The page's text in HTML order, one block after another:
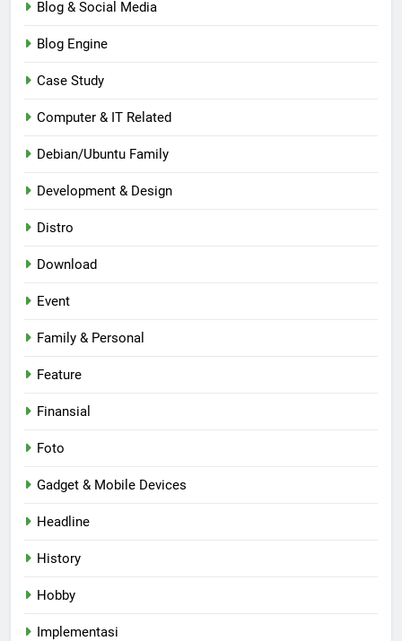
Blog & Social Media
Blog Engine
Case Study
Computer & IT Related
Debian/Ubuntu Family
Development & Design
Distro
Download
Event
Family & Personal
Feature
Finansial
Foto
Gadget & Mobile Devices
Headline
History
Hobby
Implementasi